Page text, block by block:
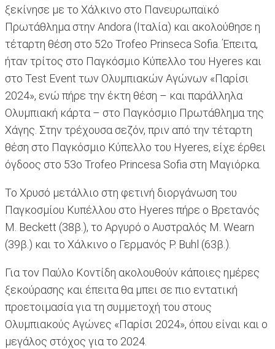
ξεκίνησε με το Χάλκινο στο Πανευρωπαϊκό
Πρωτάθλημα στην Andora (Ιταλία) και ακολούθησε η
τέταρτη θέση στο 52o Trofeo Prinseca Sofia. Έπειτα,
ήταν τρίτος στο Παγκόσμιο Κύπελλο του Hyeres και
στο Test Event των Ολυμπιακών Αγώνων «Παρίσι
2024», ενώ πήρε την έκτη θέση – και παράλληλα
Ολυμπιακή κάρτα – στο Παγκόσμιο Πρωτάθλημα της
Χάγης. Στην τρέχουσα σεζόν, πριν από την τέταρτη
θέση στο Παγκόσμιο Κύπελλο του Hyeres, είχε έρθει
όγδοος στο 53ο Trofeo Princesa Sofia στη Μαγιόρκα.
Το Χρυσό μετάλλιο στη φετινή διοργάνωση του
Παγκοσμίου Κυπέλλου στο Hyeres πήρε ο Βρετανός
M. Beckett (38β.), το Αργυρό ο Αυστραλός Μ. Wearn
(39β.) και το Χάλκινο ο Γερμανός P. Buhl (63β.).
Για τον Παύλο Κοντίδη ακολουθούν κάποιες ημέρες
ξεκούρασης και έπειτα θα μπει σε πιο εντατική
προετοιμασία για τη συμμετοχή του στους
Ολυμπιακούς Αγώνες «Παρίσι 2024», όπου είναι και ο
μεγάλος στόχος για το 2024.